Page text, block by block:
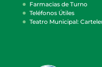
Farmacias de Turno
Teléfonos Útiles
Teatro Municipal: